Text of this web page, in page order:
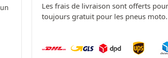
Les frais de livraison sont offerts
toujours gratuit pour les pneus moto.